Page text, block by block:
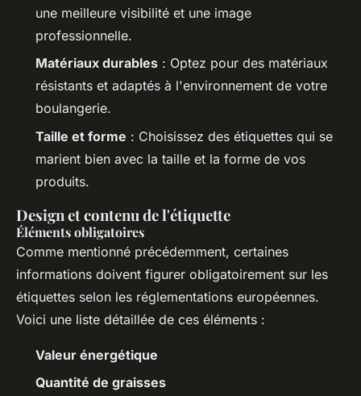
une meilleure visibilité et une image
professionnelle.
Matériaux durables : Optez pour des matériaux
résistants et adaptés à l'environnement de votre
boulangerie.
Taille et forme : Choisissez des étiquettes qui se
marient bien avec la taille et la forme de vos
produits.
Design et contenu de l'étiquette
Éléments obligatoires
Comme mentionné précédemment, certaines
informations doivent figurer obligatoirement sur les
étiquettes selon les réglementations européennes.
Voici une liste détaillée de ces éléments :
Valeur énergétique
Quantité de graisses